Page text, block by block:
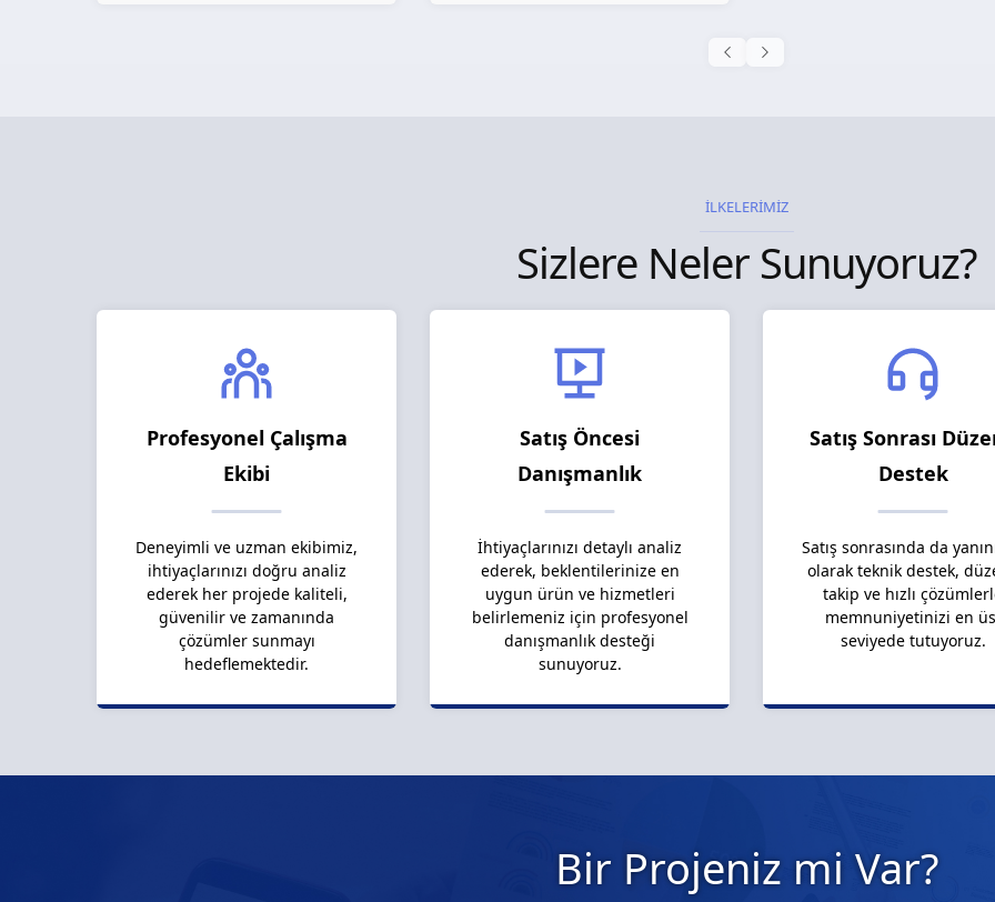
İLKELERİMİZ
Sizlere Neler Sunuyoruz?
Profesyonel Çalışma
Ekibi
Deneyimli ve uzman ekibimiz,
ihtiyaçlarınızı doğru analiz
ederek her projede kaliteli,
güvenilir ve zamanında
çözümler sunmayı
hedeflemektedir.
Satış Öncesi
Danışmanlık
İhtiyaçlarınızı detaylı analiz
ederek, beklentilerinize en
uygun ürün ve hizmetleri
belirlemeniz için profesyonel
danışmanlık desteği
sunuyoruz.
Satış Sonrası
Destek
Satış sonrasında da
olarak teknik destek,
takip ve hızlı
memnuniyetinizi en
seviyede tutuyoruz.
Bir Projeniz mi Var?